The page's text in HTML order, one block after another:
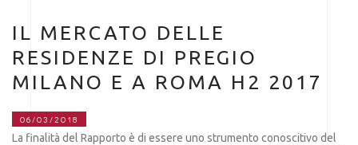
IL MERCATO DELLE
RESIDENZE DI PREGIO
MILANO E A ROMA H2 2017
06/03/2018
La finalità del Rapporto è di essere uno strumento conoscitivo del